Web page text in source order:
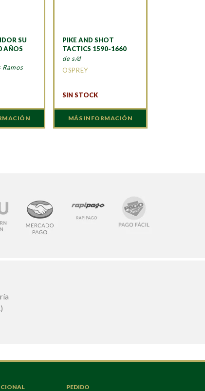
SU
AÑOS
Ramos
PIKE AND SHOT
TACTICS 1590-1660
de s/d
OSPREY
SIN STOCK
MÁS INFORMACIÓN
PEDIDO